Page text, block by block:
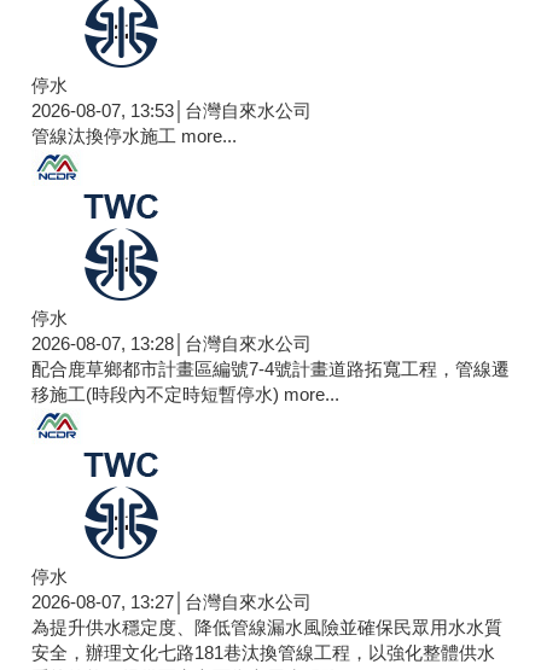
停水
2026-08-07, 13:53│台灣自來水公司
管線汰換停水施工 more...
停水
2026-08-07, 13:28│台灣自來水公司
配合鹿草鄉都市計畫區編號7-4號計畫道路拓寬工程，管線遷
移施工(時段內不定時短暫停水) more...
停水
2026-08-07, 13:27│台灣自來水公司
為提升供水穩定度、降低管線漏水風險並確保民眾用水水質
安全，辦理文化七路181巷汰換管線工程，以強化整體供水